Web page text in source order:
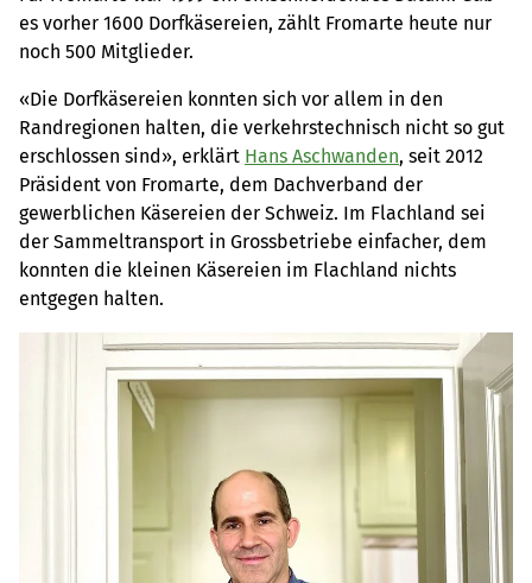
es vorher 1600 Dorfkäsereien, zählt Fromarte heute nur
noch 500 Mitglieder.
«Die Dorfkäsereien konnten sich vor allem in den
Randregionen halten, die verkehrstechnisch nicht so gut
erschlossen sind», erklärt Hans Aschwanden, seit 2012
Präsident von Fromarte, dem Dachverband der
gewerblichen Käsereien der Schweiz. Im Flachland sei
der Sammeltransport in Grossbetriebe einfacher, dem
konnten die kleinen Käsereien im Flachland nichts
entgegen halten.